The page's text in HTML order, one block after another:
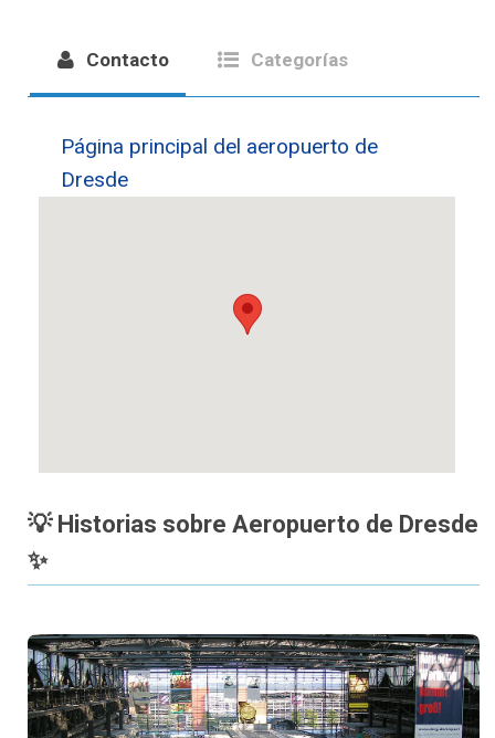
Contacto Categorías
Página principal del aeropuerto de
Dresde
💡 Historias sobre Aeropuerto de Dresde
✨